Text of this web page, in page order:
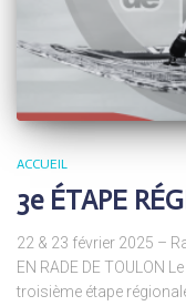
ACCUEIL
3e ÉTAPE
22 & 23 février 2025 –
EN RADE DE TOULON
troisième étape